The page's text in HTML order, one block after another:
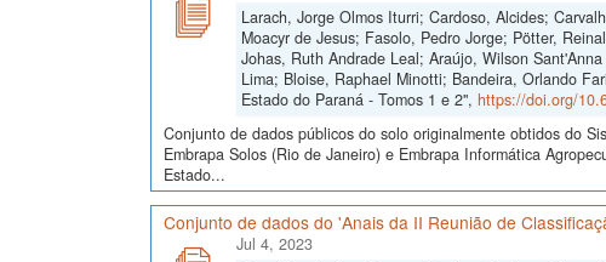
Larach, Jorge Olmos Iturri; Cardoso, Alcides;
Moacyr de Jesus; Fasolo, Pedro Jorge; Pötter,
Johas, Ruth Andrade Leal; Araújo, Wilson
Lima; Bloise, Raphael Minotti; Bandeira, Orlando
Estado do Paraná - Tomos 1 e 2", https://doi.org/
Conjunto de dados públicos do solo originalmente obtidos do
Embrapa Solos (Rio de Janeiro) e Embrapa Informática
Estado...
Conjunto de dados do 'Anais da II Reunião de
Jul 4, 2023